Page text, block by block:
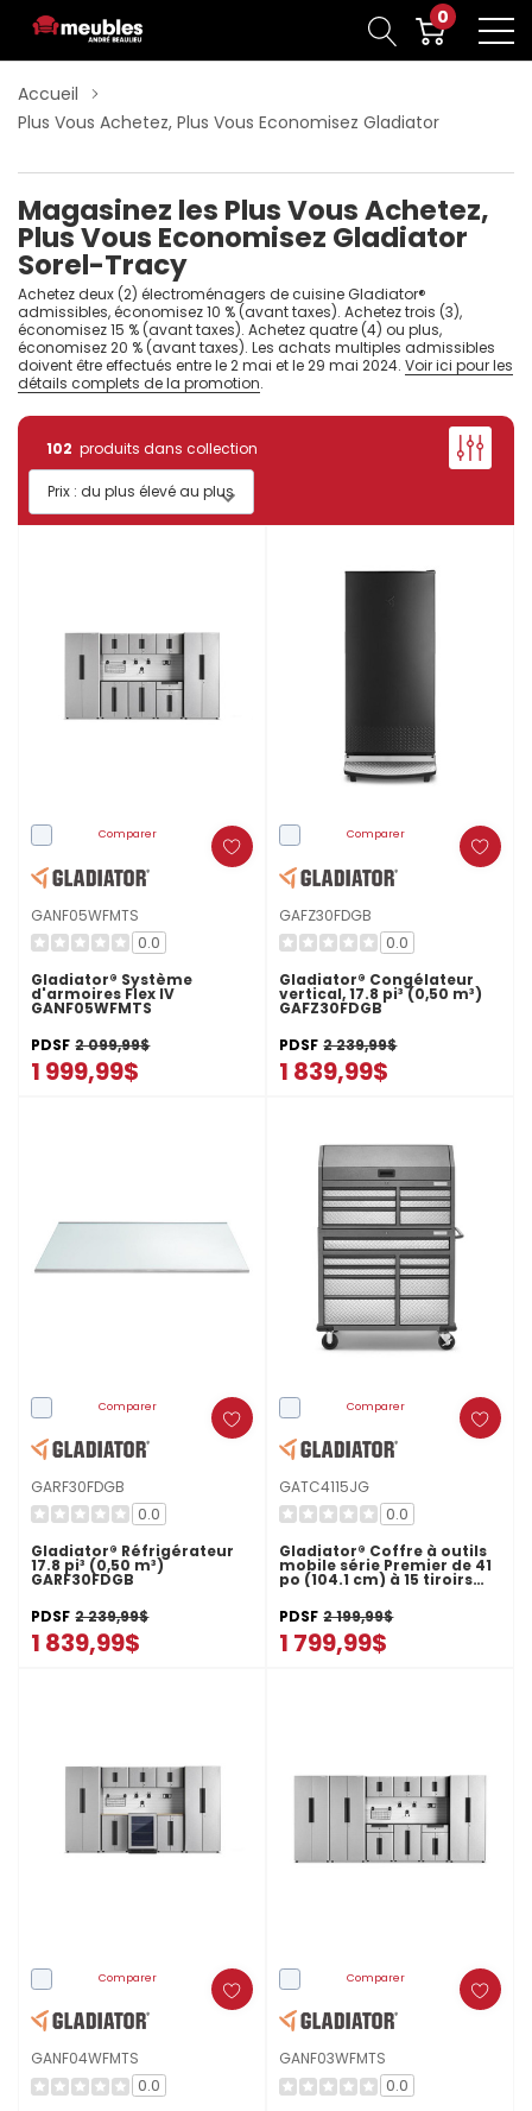
0
Accueil
Plus Vous Achetez, Plus Vous Economisez Gladiator
Magasinez les Plus Vous Achetez,
Plus Vous Economisez Gladiator
Sorel-Tracy
Achetez deux (2) électroménagers de cuisine Gladiator®
admissibles, économisez 10 % (avant taxes). Achetez trois (3),
économisez 15 % (avant taxes). Achetez quatre (4) ou plus,
économisez 20 % (avant taxes). Les achats multiples admissibles
doivent être effectués entre le 2 mai et le 29 mai 2024. Voir ici pour les
détails complets de la promotion.
102 produits dans collection
Comparer
GANF05WFMTS
0.0
Gladiator® Système
d'armoires Flex IV
GANF05WFMTS
PDSF 2 099,99$
1 999,99$
Comparer
GAFZ30FDGB
0.0
Gladiator® Congélateur
vertical, 17.8 pi³ (0,50 m³)
GAFZ30FDGB
PDSF 2 239,99$
1 839,99$
Comparer
GARF30FDGB
0.0
Gladiator® Réfrigérateur
17.8 pi³ (0,50 m³)
GARF30FDGB
PDSF 2 239,99$
1 839,99$
Comparer
GATC4115JG
0.0
Gladiator® Coffre à outils
mobile série Premier de 41
po (104.1 cm) à 15 tiroirs
GATC4115JG
PDSF 2 199,99$
1 799,99$
Comparer
GANF04WFMTS
0.0
Comparer
GANF03WFMTS
0.0